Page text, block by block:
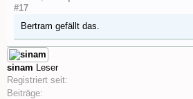
#17
Bertram gefällt das.
sinam Leser
Registriert seit:
Beiträge: